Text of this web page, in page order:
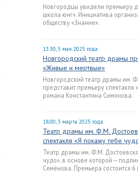
Новгородцы увидели премьеру
школа юнг». Инициатива
обществу «Знание».
13:30, 5 мая 2025 года
Новгородский театр драмы
«Живые и мертвые»
Новгородский театр драмы им.
представит премьеру
романа Константина Симонова.
18:00, 3 марта 2025 года
Театр драмы им. Ф.М.
спектакля «Я покажу тебе
Театр драмы им. Ф.М.
чудо», в основе которой —
Семёнова. Премьера состоится 6